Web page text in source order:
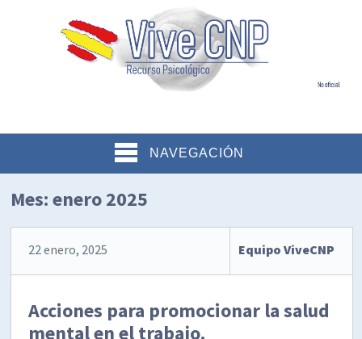
NAVEGACIÓN
Mes:enero 2025
22 enero, 2025 Equipo ViveCNP
Acciones para promocionar la salud
mental en el trabajo.